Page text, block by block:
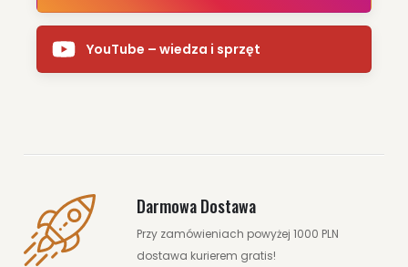
YouTube – wiedza i sprzęt
Darmowa Dostawa
Przy zamówieniach powyżej 1000 PLN
dostawa kurierem gratis!